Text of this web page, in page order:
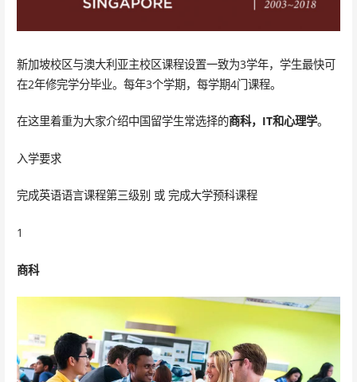
新加坡校区与澳大利亚主校区课程设置一致为3学年，学生最快可
在2年修完学分毕业。每年3个学期，每学期4门课程。
在这里着重为大家介绍中国留学生常选择的商科，IT和心理学。
入学要求
完成英语语言课程第三级别 或 完成大学预科课程
1
商科